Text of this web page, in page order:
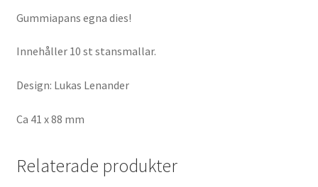
Gummiapans egna dies!
Innehåller 10 st stansmallar.
Design: Lukas Lenander
Ca 41 x 88 mm
Relaterade produkter